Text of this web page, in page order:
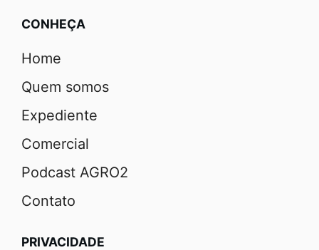
CONHEÇA
Home
Quem somos
Expediente
Comercial
Podcast AGRO2
Contato
PRIVACIDADE